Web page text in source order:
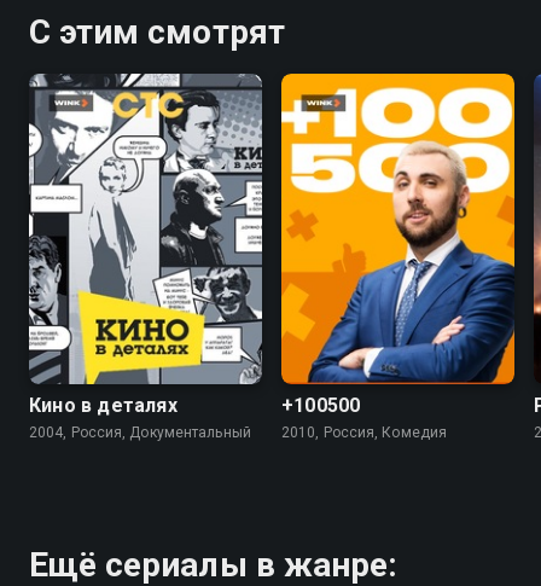
С этим смотрят
4.9
Кино в деталях
2004, Россия, Документальный
5.5 4.5
+100500
2010, Россия, Комедия
Ещё сериалы в жанре: